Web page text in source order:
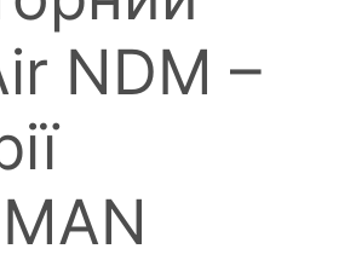
NDM –